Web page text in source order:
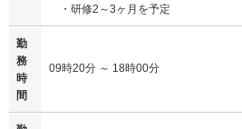
・研修2～3ヶ月を予定
勤
務
時
間
09時20分 ～ 18時00分